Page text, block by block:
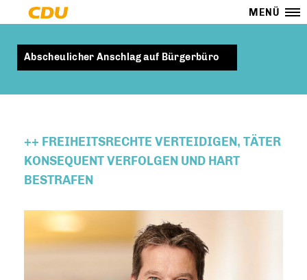
MENÜ
Abscheulicher Anschlag auf Bürgerbüro
++ FREIHEITSRECHTE VERTEIDIGEN, TÄTER
KONSEQUENT VERFOLGEN UND HART
BESTRAFEN